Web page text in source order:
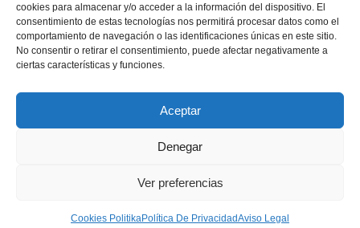
cookies para almacenar y/o acceder a la información del dispositivo. El
consentimiento de estas tecnologías nos permitirá procesar datos como el
comportamiento de navegación o las identificaciones únicas en este sitio.
No consentir o retirar el consentimiento, puede afectar negativamente a
ciertas características y funciones.
Aceptar
Denegar
Ver preferencias
Cookies PolitikaPolítica De PrivacidadAviso Legal
De lunes a viernes
9:00 – 17:00
Redes sociales
Política De Privacidad